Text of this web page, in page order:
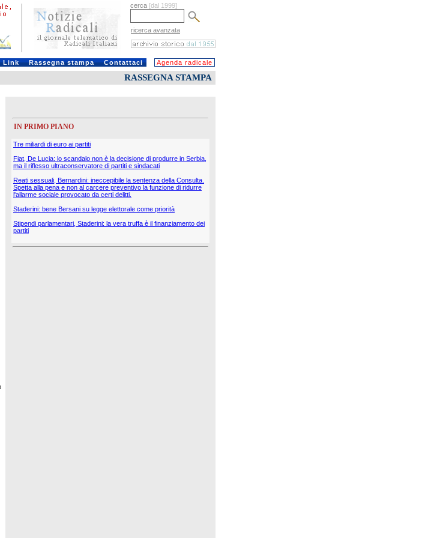
cerca [dal 1999]
ricerca avanzata
Link Rassegna stampa Contattaci Agenda radicale
RASSEGNA STAMPA
IN PRIMO PIANO
Tre miliardi di euro ai partiti
Fiat, De Lucia: lo scandalo non è la decisione di produrre in Serbia,
ma il riflesso ultraconservatore di partiti e sindacati
Reati sessuali, Bernardini: ineccepibile la sentenza della Consulta.
Spetta alla pena e non al carcere preventivo la funzione di ridurre
l'allarme sociale provocato da certi delitti.
Staderini: bene Bersani su legge elettorale come priorità
Stipendi parlamentari, Staderini: la vera truffa è il finanziamento dei
partiti